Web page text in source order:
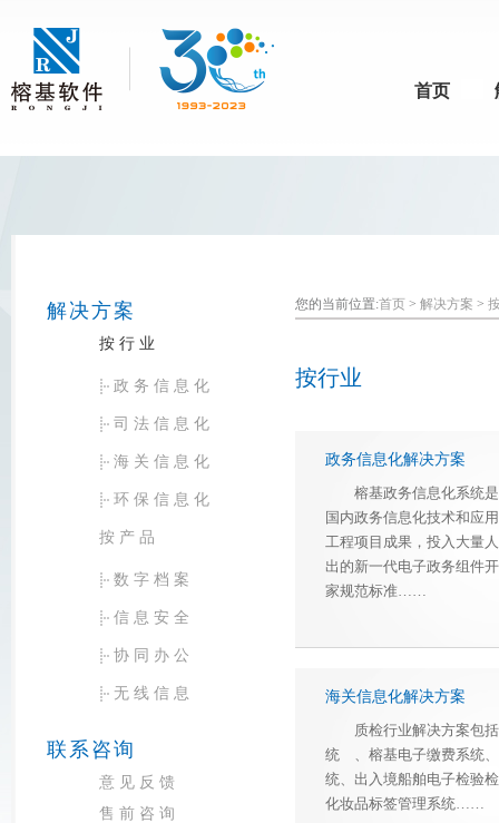
首页
解决方案
按行业
政务信息化
司法信息化
海关信息化
环保信息化
按产品
数字档案
信息安全
协同办公
无线信息
联系咨询
意见反馈
售前咨询
您的当前位置:首页 > 解决方案 >
按行业
政务信息化解决方案
榕基政务信息化系统是
国内政务信息化技术和应
工程项目成果，投入大量
出的新一代电子政务组件
家规范标准……
海关信息化解决方案
质检行业解决方案包括
统 、榕基电子缴费系统
统、出入境船舶电子检验
化妆品标签管理系统……